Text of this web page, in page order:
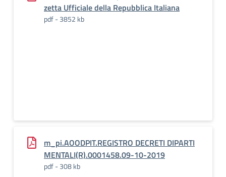
zetta Ufficiale della Repubblica Italiana
pdf - 3852 kb
m_pi.AOODPIT.REGISTRO DECRETI DIPARTI
MENTALI(R).0001458.09-10-2019
pdf - 308 kb